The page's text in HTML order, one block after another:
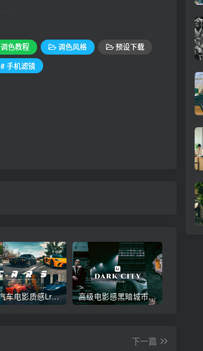
调色教程 调色风格
预设下载
# 手机滤镜
高级汽车电影质感Lr调色教程，手机滤镜PS+Lightroom预设下载！ 高级电影感黑暗城市汽车人像Lr调色，附手机滤镜PS+Lightroom预设下载！
下一篇